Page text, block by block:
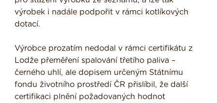
výrobek i nadále podpořit v rámci kotlíkových
dotací.
Výrobce prozatím nedodal v rámci certifikátu z
Lodže přeměření spalování třetího paliva –
černého uhlí, ale dopisem určeným Státnímu
fondu životního prostředí ČR přislíbil, že další
certifikaci plnění požadovaných hodnot